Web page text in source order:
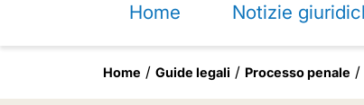
Home Notizie
Home Guide legali Processo penale